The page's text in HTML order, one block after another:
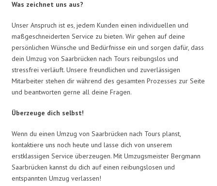
Was zeichnet uns aus?
Unser Anspruch ist es, jedem Kunden einen individuellen und
maßgeschneiderten Service zu bieten. Wir gehen auf deine
persönlichen Wünsche und Bedürfnisse ein und sorgen dafür, dass
dein Umzug von Saarbrücken nach Tours reibungslos und
stressfrei verläuft. Unsere freundlichen und zuverlässigen
Mitarbeiter stehen dir während des gesamten Prozesses zur Seite
und beantworten gerne all deine Fragen.
Überzeuge dich selbst!
Wenn du einen Umzug von Saarbrücken nach Tours planst,
kontaktiere uns noch heute und lasse dich von unserem
erstklassigen Service überzeugen. Mit Umzugsmeister Bergmann
Saarbrücken kannst du dich auf einen reibungslosen und
entspannten Umzug verlassen!